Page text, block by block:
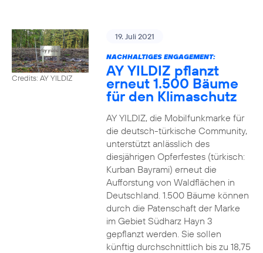
Credits: AY YILDIZ
19. Juli 2021
NACHHALTIGES ENGAGEMENT:
AY YILDIZ pflanzt
erneut 1.500 Bäume
für den Klimaschutz
AY YILDIZ, die Mobilfunkmarke für
die deutsch-türkische Community,
unterstützt anlässlich des
diesjährigen Opferfestes (türkisch:
Kurban Bayrami) erneut die
Aufforstung von Waldflächen in
Deutschland. 1.500 Bäume können
durch die Patenschaft der Marke
im Gebiet Südharz Hayn 3
gepflanzt werden. Sie sollen
künftig durchschnittlich bis zu 18,75